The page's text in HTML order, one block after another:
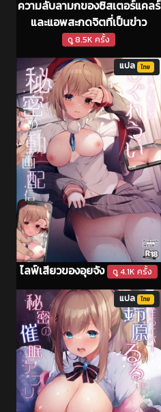
ความลับลามกของซิสเตอร์แคลร์
และแอพสะกดจิตที่เป็นข่าว
ดู 8.5K ครั้ง
ไลฟ์เสียวของอุยจัง ดู 4.1K ครั้ง
แปล ไทย
แปล ไทย